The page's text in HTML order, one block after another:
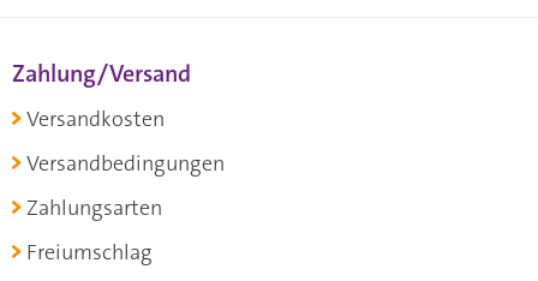
Zahlung/Versand
Versandkosten
Versandbedingungen
Zahlungsarten
Freiumschlag